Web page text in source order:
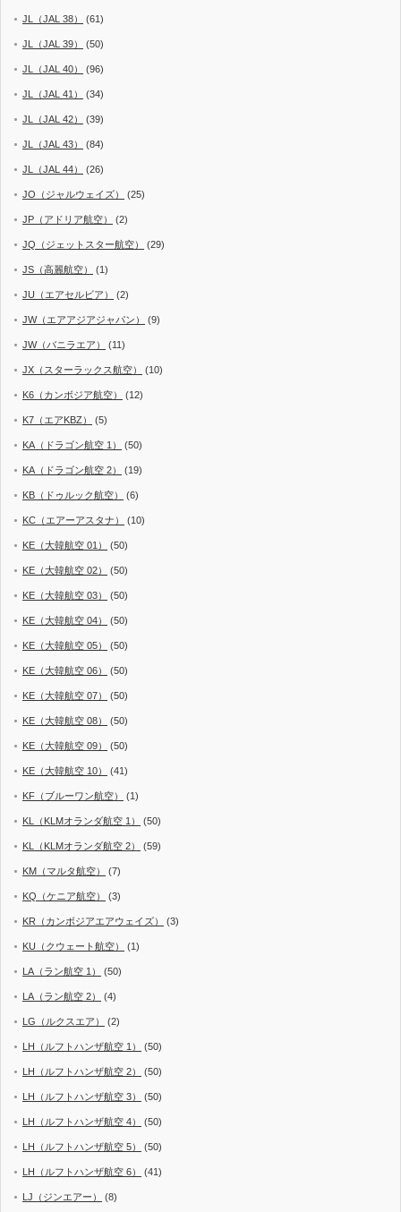
JL（JAL 38） (61)
JL（JAL 39） (50)
JL（JAL 40） (96)
JL（JAL 41） (34)
JL（JAL 42） (39)
JL（JAL 43） (84)
JL（JAL 44） (26)
JO（ジャルウェイズ） (25)
JP（アドリア航空） (2)
JQ（ジェットスター航空） (29)
JS（高麗航空） (1)
JU（エアセルビア） (2)
JW（エアアジアジャパン） (9)
JW（バニラエア） (11)
JX（スターラックス航空） (10)
K6（カンボジア航空） (12)
K7（エアKBZ） (5)
KA（ドラゴン航空 1） (50)
KA（ドラゴン航空 2） (19)
KB（ドゥルック航空） (6)
KC（エアーアスタナ） (10)
KE（大韓航空 01） (50)
KE（大韓航空 02） (50)
KE（大韓航空 03） (50)
KE（大韓航空 04） (50)
KE（大韓航空 05） (50)
KE（大韓航空 06） (50)
KE（大韓航空 07） (50)
KE（大韓航空 08） (50)
KE（大韓航空 09） (50)
KE（大韓航空 10） (41)
KF（ブルーワン航空） (1)
KL（KLMオランダ航空 1） (50)
KL（KLMオランダ航空 2） (59)
KM（マルタ航空） (7)
KQ（ケニア航空） (3)
KR（カンボジアエアウェイズ） (3)
KU（クウェート航空） (1)
LA（ラン航空 1） (50)
LA（ラン航空 2） (4)
LG（ルクスエア） (2)
LH（ルフトハンザ航空 1） (50)
LH（ルフトハンザ航空 2） (50)
LH（ルフトハンザ航空 3） (50)
LH（ルフトハンザ航空 4） (50)
LH（ルフトハンザ航空 5） (50)
LH（ルフトハンザ航空 6） (41)
LJ（ジンエアー） (8)